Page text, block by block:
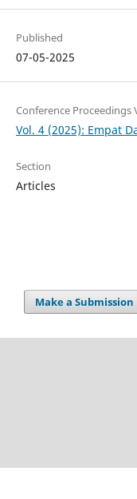
Published
07-05-2025
Conference Proceedings
Vol. 4 (2025): Empat
Section
Articles
Make a Submission